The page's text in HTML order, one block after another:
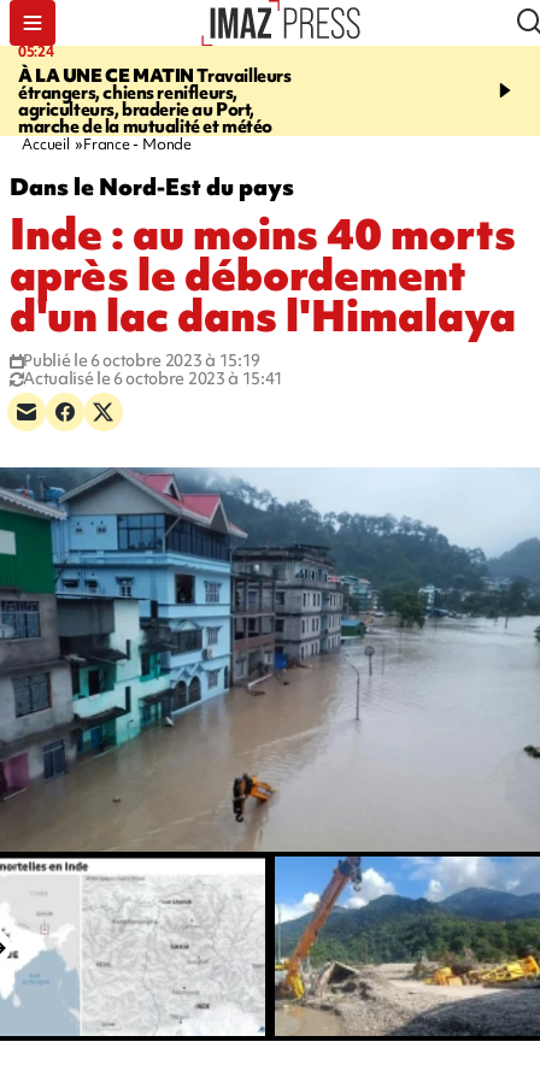
05:24
À LA UNE CE MATINTravailleurs
étrangers, chiens renifleurs,
agriculteurs, braderie au Port,
marche de la mutualité et météo
07:05
mobilisés pour traquer
Accueil France - Monde
Dans le Nord-Est du pays
Inde : au moins 40 morts
après le débordement
d'un lac dans l'Himalaya
Publié le 6 octobre 2023 à 15:19
Actualisé le 6 octobre 2023 à 15:41